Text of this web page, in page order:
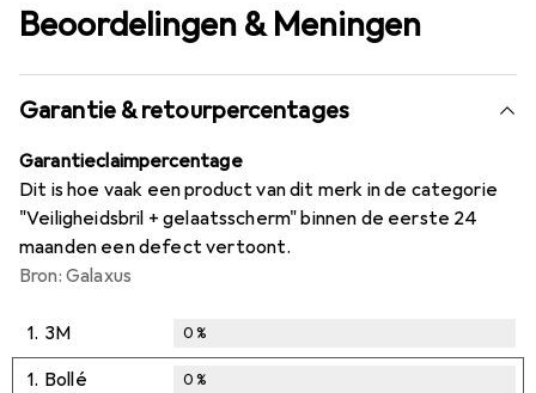
Beoordelingen & Meningen
Garantie & retourpercentages
Garantieclaimpercentage
Dit is hoe vaak een product van dit merk in de categorie
"Veiligheidsbril + gelaatsscherm" binnen de eerste 24
maanden een defect vertoont.
Bron: Galaxus
1. 3M 0%
1. Bollé 0%